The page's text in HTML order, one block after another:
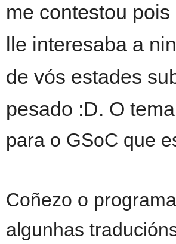
me contestou
lle interesaba a
de vós estades
pesado :D. O
para o GSoC que
Coñezo o
algunhas